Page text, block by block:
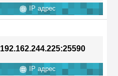
IP адрес
192.162.244.225:25590
IP адрес